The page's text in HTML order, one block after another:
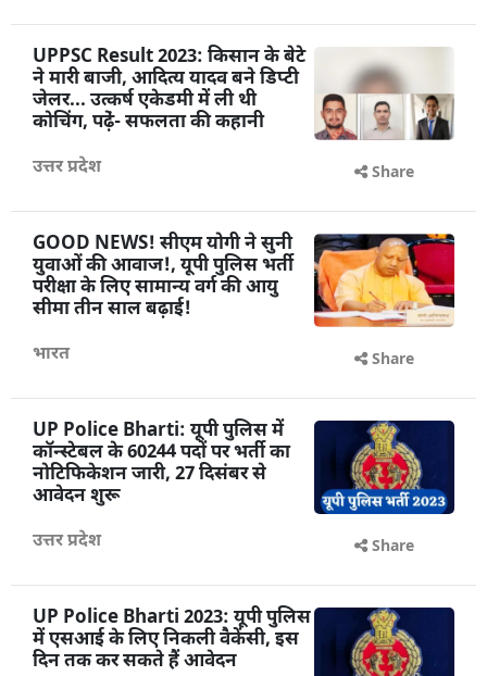
UPPSC Result 2023: किसान के बेटे
ने मारी बाजी, आदित्य यादव बने डिप्टी
जेलर... उत्कर्ष एकेडमी में ली थी
कोचिंग, पढे़ं- सफलता की कहानी
उत्तर प्रदेश Share
GOOD NEWS! सीएम योगी ने सुनी
युवाओं की आवाज!, यूपी पुलिस भर्ती
परीक्षा के लिए सामान्य वर्ग की आयु
सीमा तीन साल बढ़ाई!
भारत Share
UP Police Bharti: यूपी पुलिस में
कॉन्स्टेबल के 60244 पदों पर भर्ती का
नोटिफिकेशन जारी, 27 दिसंबर से
आवेदन शुरू
उत्तर प्रदेश Share
UP Police Bharti 2023: यूपी पुलिस
में एसआई के लिए निकली वैकेंसी, इस
दिन तक कर सकते हैं आवेदन